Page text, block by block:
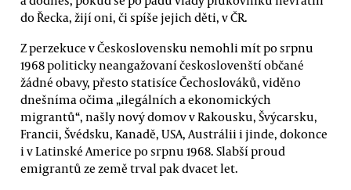
do Řecka, žijí oni, či spíše jejich děti, v ČR.
Z perzekuce v Československu nemohli mít po srpnu
1968 politicky neangažovaní českoslovenští občané
žádné obavy, přesto statisíce Čechoslováků, viděno
dnešníma očima „ilegálních a ekonomických
migrantů“, našly nový domov v Rakousku, Švýcarsku,
Francii, Švédsku, Kanadě, USA, Austrálii i jinde, dokonce
i v Latinské Americe po srpnu 1968. Slabší proud
emigrantů ze země trval pak dvacet let.